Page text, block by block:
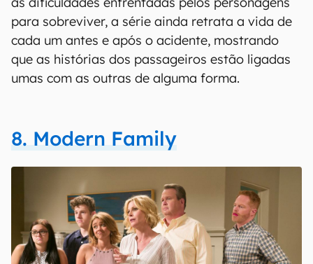
para sobreviver, a série ainda retrata a vida de
cada um antes e após o acidente, mostrando
que as histórias dos passageiros estão ligadas
umas com as outras de alguma forma.
8. Modern Family